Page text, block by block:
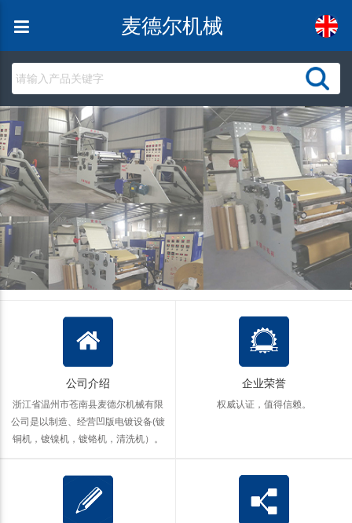
麦德尔机械
公司介绍
浙江省温州市苍南县麦德尔机械有限
公司是以制造、经营凹版电镀设备(镀
铜机，镀镍机，镀铬机，清洗机）。
企业荣誉
权威认证，值得信赖。